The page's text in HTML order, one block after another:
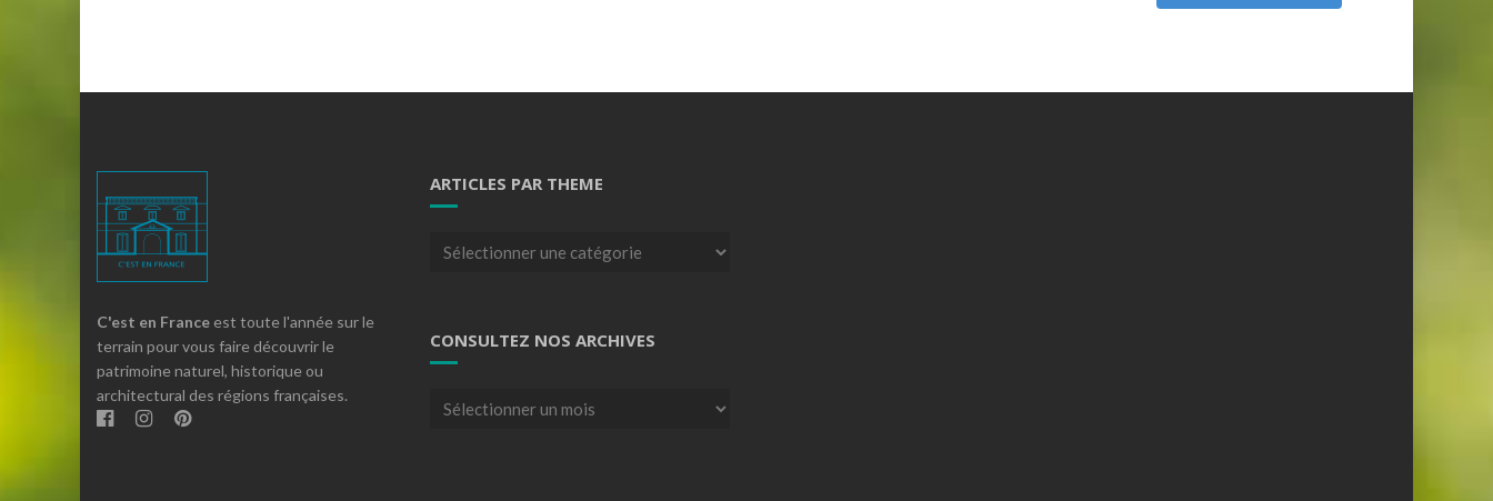
C'est en France est toute l'année sur le
terrain pour vous faire découvrir le
patrimoine naturel, historique ou
architectural des régions françaises.
ARTICLES PAR THEME
Articles
CONSULTEZ NOS ARCHIVES
Consultez